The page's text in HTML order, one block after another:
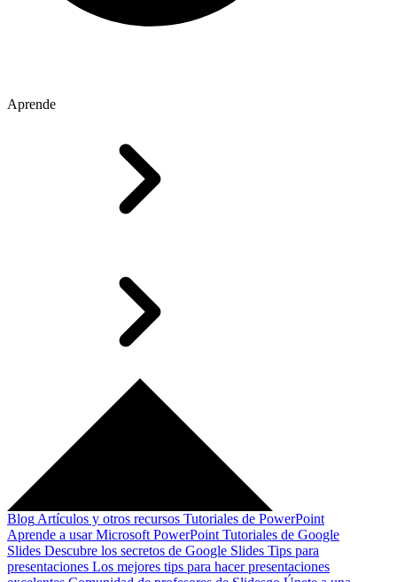
Aprende
Blog Artículos y otros recursos Tutoriales de PowerPoint
Aprende a usar Microsoft PowerPoint Tutoriales de Google
Slides Descubre los secretos de Google Slides Tips para
presentaciones Los mejores tips para hacer presentaciones